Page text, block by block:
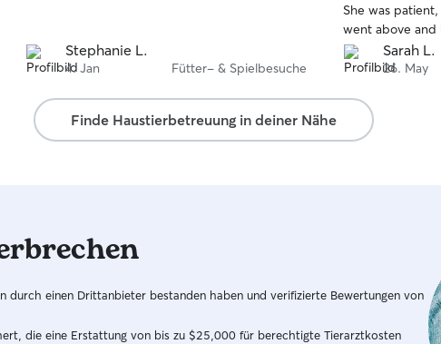
Stephanie L.
4. Jan Fütter- & Spielbesuche
She was
went above and
ok and I was
Could not
Sarah L.
26. May
Finde Haustierbetreuung in deiner Nähe
durch einen Drittanbieter bestanden haben und verifizierte Bewertungen von
die eine Erstattung von bis zu $25,000 für berechtigte Tierarztkosten